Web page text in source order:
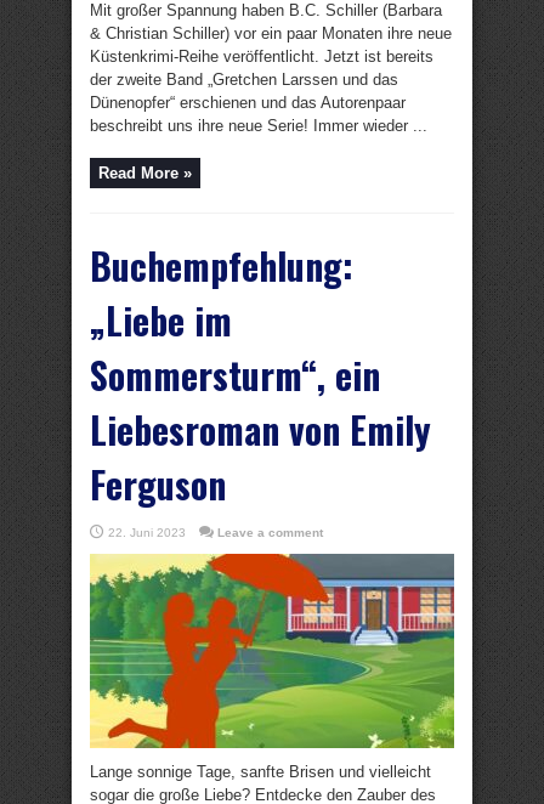
Mit großer Spannung haben B.C. Schiller (Barbara
& Christian Schiller) vor ein paar Monaten ihre neue
Küstenkrimi-Reihe veröffentlicht. Jetzt ist bereits
der zweite Band „Gretchen Larssen und das
Dünenopfer“ erschienen und das Autorenpaar
beschreibt uns ihre neue Serie! Immer wieder ...
Read More »
Buchempfehlung:
„Liebe im
Sommersturm“, ein
Liebesroman von Emily
Ferguson
22. Juni 2023 Leave a comment
Lange sonnige Tage, sanfte Brisen und vielleicht
sogar die große Liebe? Entdecke den Zauber des